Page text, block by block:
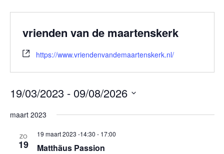
vrienden van de maartenskerk
https://www.vriendenvandemaartenskerk.nl/
19/03/2023 - 09/08/2026
een
maart 2023
ZO
19
19 maart 2023 -14:30 - 17:00
Matthäus Passion